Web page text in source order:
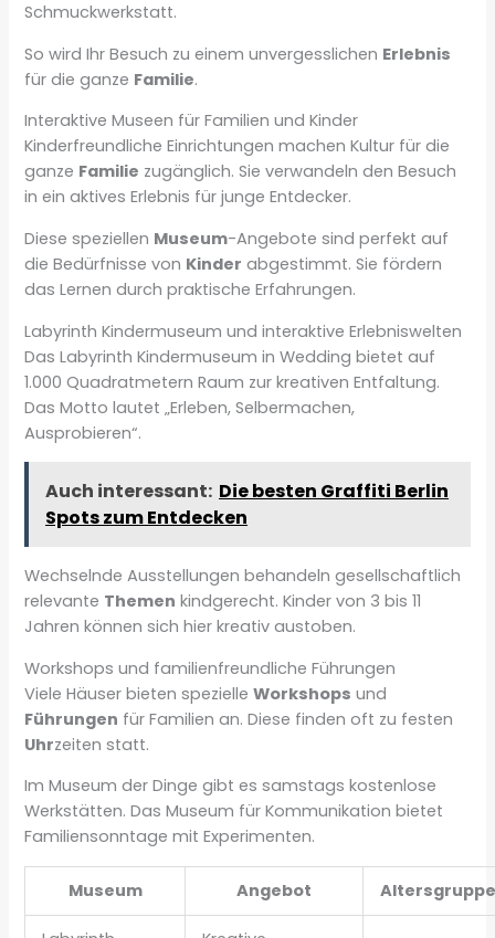
Schmuckwerkstatt.
So wird Ihr Besuch zu einem unvergesslichen Erlebnis
für die ganze Familie.
Interaktive Museen für Familien und Kinder
Kinderfreundliche Einrichtungen machen Kultur für die
ganze Familie zugänglich. Sie verwandeln den Besuch
in ein aktives Erlebnis für junge Entdecker.
Diese speziellen Museum-Angebote sind perfekt auf
die Bedürfnisse von Kinder abgestimmt. Sie fördern
das Lernen durch praktische Erfahrungen.
Labyrinth Kindermuseum und interaktive Erlebniswelten
Das Labyrinth Kindermuseum in Wedding bietet auf
1.000 Quadratmetern Raum zur kreativen Entfaltung.
Das Motto lautet „Erleben, Selbermachen,
Ausprobieren“.
Auch interessant: Die besten Graffiti Berlin
Spots zum Entdecken
Wechselnde Ausstellungen behandeln gesellschaftlich
relevante Themen kindgerecht. Kinder von 3 bis 11
Jahren können sich hier kreativ austoben.
Workshops und familienfreundliche Führungen
Viele Häuser bieten spezielleWorkshops und
Führungen für Familien an. Diese finden oft zu festen
Uhrzeiten statt.
Im Museum der Dinge gibt es samstags kostenlose
Werkstätten. Das Museum für Kommunikation bietet
Familiensonntage mit Experimenten.
Museum Angebot